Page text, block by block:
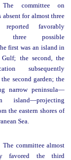
The committee on
absent for almost three
favorably
three possible
first was an island in
Gulf; the second, the
subsequently
second garden; the
narrow peninsula—
island—projecting
the eastern shores of
Sea.
The committee almost
favored the third